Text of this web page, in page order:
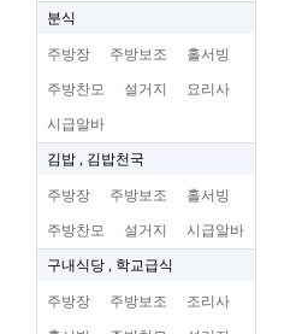
분식
주방장 주방보조 홀서빙
주방찬모 설거지 요리사
시급알바
김밥 , 김밥천국
주방장 주방보조 홀서빙
주방찬모 설거지 시급알바
구내식당 , 학교급식
주방장 주방보조 조리사